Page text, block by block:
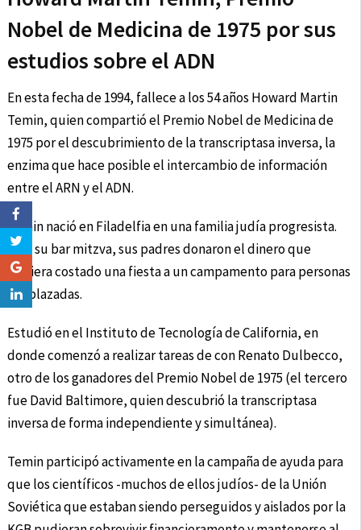
Nobel de Medicina de 1975 por sus
estudios sobre el ADN
En esta fecha de 1994, fallece a los 54 años Howard Martin
Temin, quien compartió el Premio Nobel de Medicina de
1975 por el descubrimiento de la transcriptasa inversa, la
enzima que hace posible el intercambio de información
entre el ARN y el ADN.
Temin nació en Filadelfia en una familia judía progresista.
Para su bar mitzva, sus padres donaron el dinero que
hubiera costado una fiesta a un campamento para personas
desplazadas.
Estudió en el Instituto de Tecnología de California, en
donde comenzó a realizar tareas de con Renato Dulbecco,
otro de los ganadores del Premio Nobel de 1975 (el tercero
fue David Baltimore, quien descubrió la transcriptasa
inversa de forma independiente y simultánea).
Temin participó activamente en la campaña de ayuda para
que los científicos -muchos de ellos judíos- de la Unión
Soviética que estaban siendo perseguidos y aislados por la